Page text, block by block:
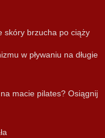
skóry brzucha po ciąży
w pływaniu na długie
macie pilates? Osiągnij